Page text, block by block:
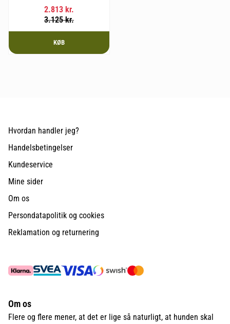
2.813 kr.
3.125kr.
KØB
Hvordan handler jeg?
Handelsbetingelser
Kundeservice
Mine sider
Om os
Persondatapolitik og cookies
Reklamation og returnering
Om os
Flere og flere mener, at det er lige så naturligt, at hunden skal